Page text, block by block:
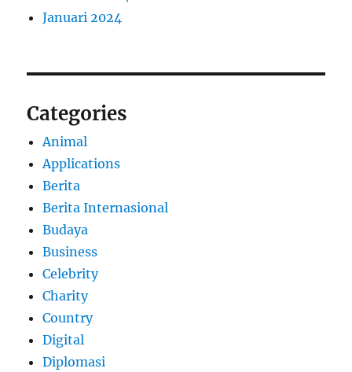
Januari 2024
Categories
Animal
Applications
Berita
Berita Internasional
Budaya
Business
Celebrity
Charity
Country
Digital
Diplomasi